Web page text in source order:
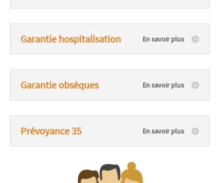
Garantie hospitalisation
Garantie obsèques
Prévoyance 35